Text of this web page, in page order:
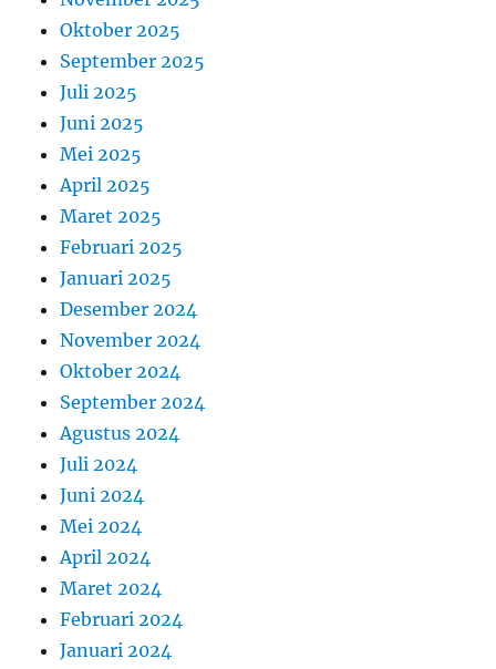
Oktober 2025
September 2025
Juli 2025
Juni 2025
Mei 2025
April 2025
Maret 2025
Februari 2025
Januari 2025
Desember 2024
November 2024
Oktober 2024
September 2024
Agustus 2024
Juli 2024
Juni 2024
Mei 2024
April 2024
Maret 2024
Februari 2024
Januari 2024